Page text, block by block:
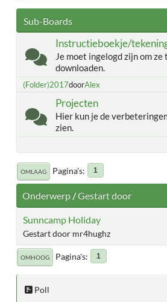
Sub-Boards
Instructieboekje/
Je moet ingelogd zijn om ze
downloaden.
(Folder)2017doorAlex
Projecten
Hier kun je de
zien.
OMLAAG Pagina's 1
Onderwerp/Gestart door
Sunncamp Holiday
Gestart door mr4hughz
OMHOOG Pagina's 1
Poll